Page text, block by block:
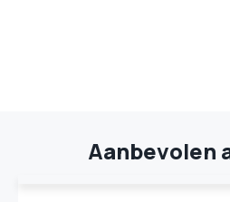
Aanbevolen